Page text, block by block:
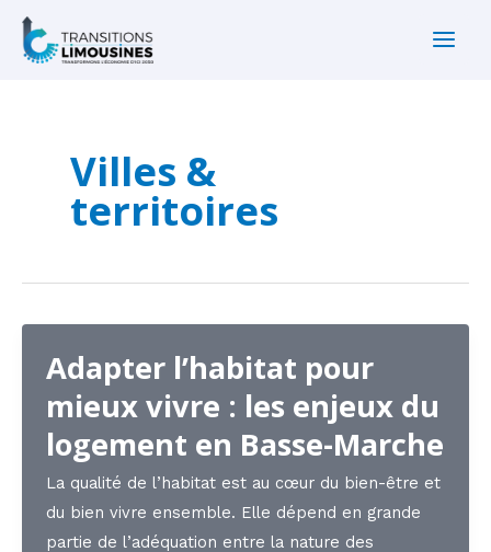
Aller
Villes &
territoires
Adapter l’habitat pour
mieux vivre : les enjeux du
logement en Basse-Marche
La qualité de l’habitat est au cœur du bien-être et
du bien vivre ensemble. Elle dépend en grande
partie de l’adéquation entre la nature des